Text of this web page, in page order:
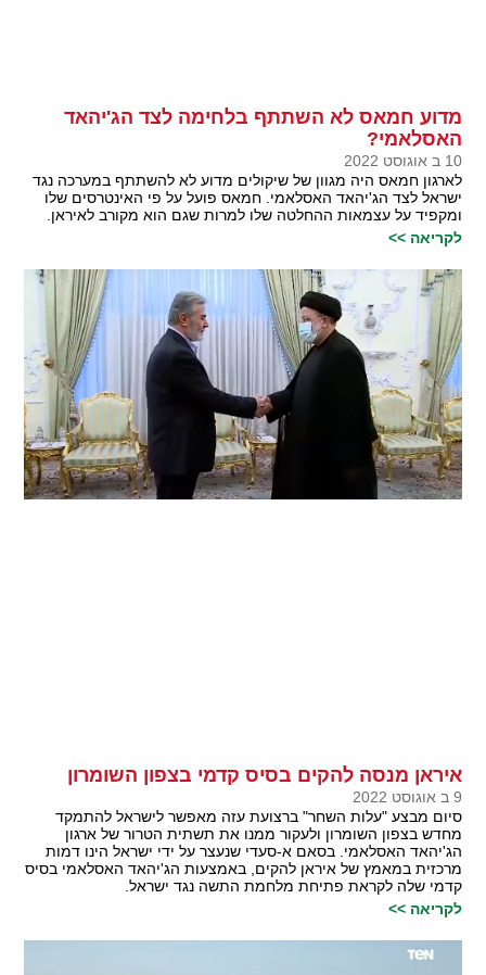
מדוע חמאס לא השתתף בלחימה לצד הג'יהאד
האסלאמי?
10 ב אוגוסט 2022
לארגון חמאס היה מגוון של שיקולים מדוע לא להשתתף במערכה נגד
ישראל לצד הג'יהאד האסלאמי. חמאס פועל על פי האינטרסים שלו
ומקפיד על עצמאות ההחלטה שלו למרות שגם הוא מקורב לאיראן.
לקריאה >>
איראן מנסה להקים בסיס קדמי בצפון השומרון
9 ב אוגוסט 2022
סיום מבצע "עלות השחר" ברצועת עזה מאפשר לישראל להתמקד
מחדש בצפון השומרון ולעקור ממנו את תשתית הטרור של ארגון
הג'יהאד האסלאמי. בסאם א-סעדי שנעצר על ידי ישראל הינו דמות
מרכזית במאמץ של איראן להקים, באמצעות הג'יהאד האסלאמי בסיס
קדמי שלה לקראת פתיחת מלחמת התשה נגד ישראל.
לקריאה >>